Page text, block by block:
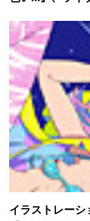
イラストレーシ